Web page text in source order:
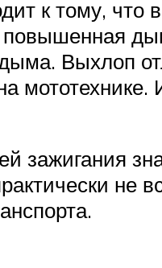
к тому, что
Выхлоп
зажигания
не